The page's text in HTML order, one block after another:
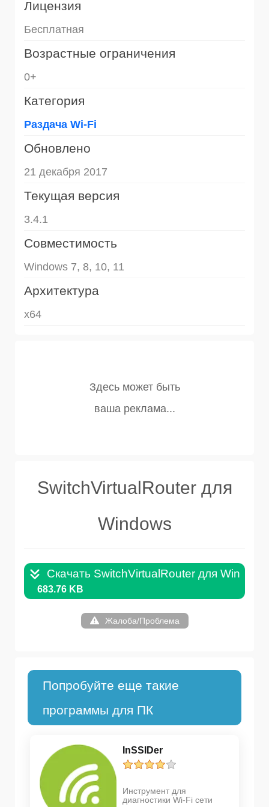
Лицензия
Бесплатная
Возрастные ограничения
0+
Категория
Раздача Wi-Fi
Обновлено
21 декабря 2017
Текущая версия
3.4.1
Совместимость
Windows 7, 8, 10, 11
Архитектура
x64
SwitchVirtualRouter для
Windows
Скачать SwitchVirtualRouter для
683.76 KB
Жалоба/Проблема
Попробуйте еще такие
программы для ПК
InSSIDer
Инструмент для
диагностики Wi-Fi сети